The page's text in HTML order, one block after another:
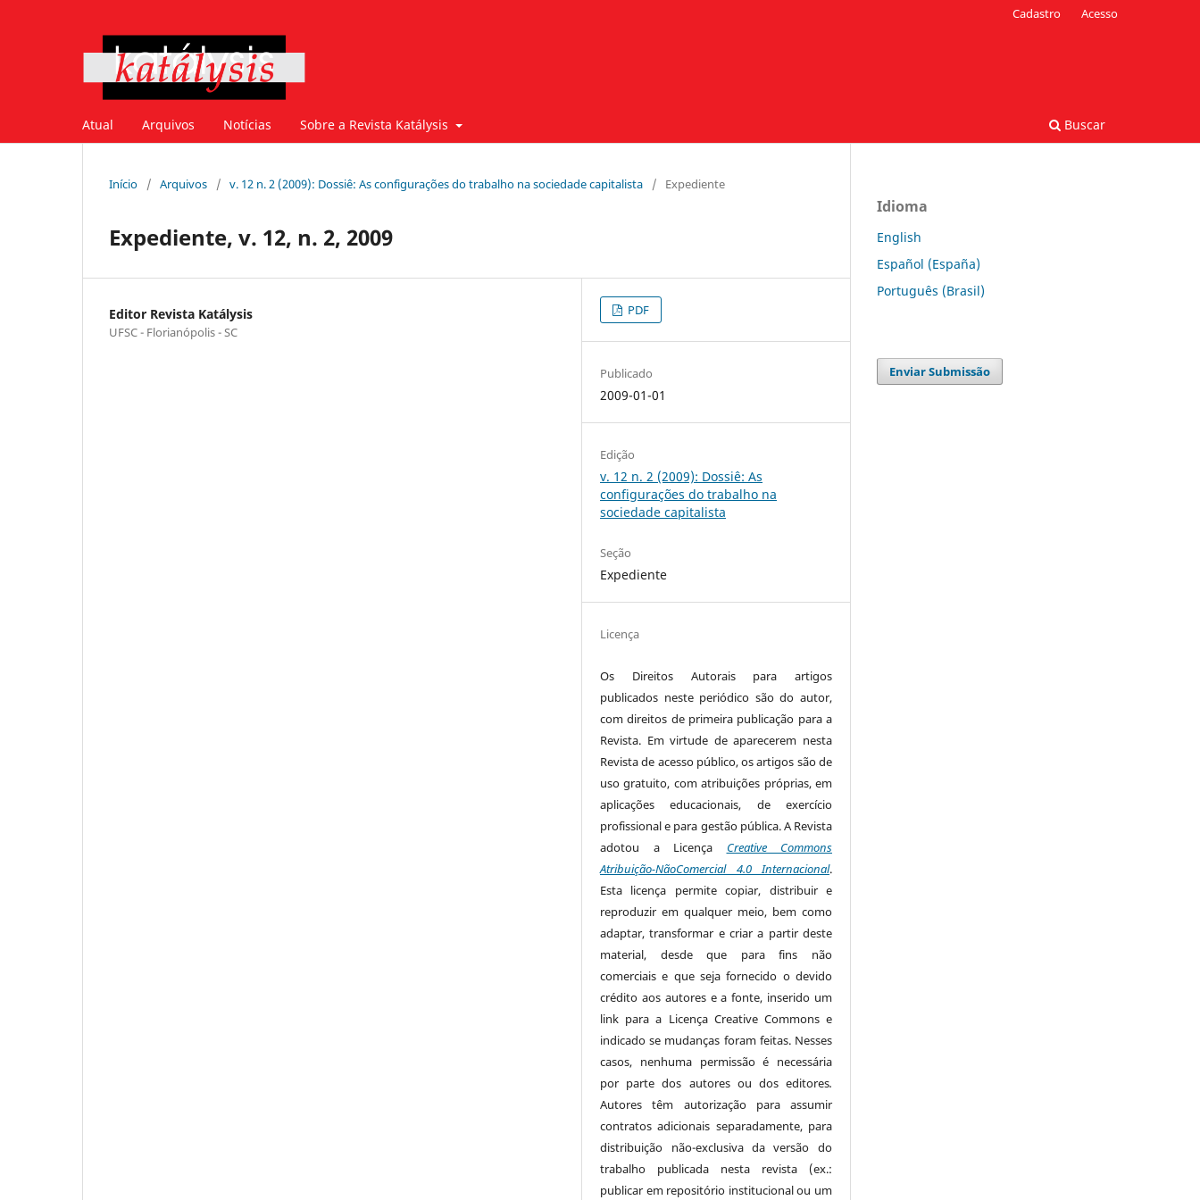
Atual Arquivos Notícias Sobre a Revista Katálysis Buscar
Cadastro Acesso
Início / Arquivos / v. 12 n. 2 (2009): Dossiê: As configurações do trabalho na sociedade capitalista / Expediente
Expediente, v. 12, n. 2, 2009
Editor Revista Katálysis
UFSC - Florianópolis - SC
PDF
Publicado
2009-01-01
Edição
v. 12 n. 2 (2009): Dossiê: As
configurações do trabalho na
sociedade capitalista
Seção
Expediente
Licença
Os Direitos Autorais para artigos
publicados neste periódico são do autor,
com direitos de primeira publicação para a
Revista. Em virtude de aparecerem nesta
Revista de acesso público, os artigos são de
uso gratuito, com atribuições próprias, em
aplicações educacionais, de exercício
profissional e para gestão pública. A Revista
adotou a Licença Creative Commons
Atribuição-NãoComercial 4.0 Internacional.
Esta licença permite copiar, distribuir e
reproduzir em qualquer meio, bem como
adaptar, transformar e criar a partir deste
material, desde que para fins não
comerciais e que seja fornecido o devido
crédito aos autores e a fonte, inserido um
link para a Licença Creative Commons e
indicado se mudanças foram feitas. Nesses
casos, nenhuma permissão é necessária
por parte dos autores ou dos editores.
Autores têm autorização para assumir
contratos adicionais separadamente, para
distribuição não-exclusiva da versão do
trabalho publicada nesta revista (ex.:
publicar em repositório institucional ou um
Idioma
English
Español (España)
Português (Brasil)
Enviar Submissão